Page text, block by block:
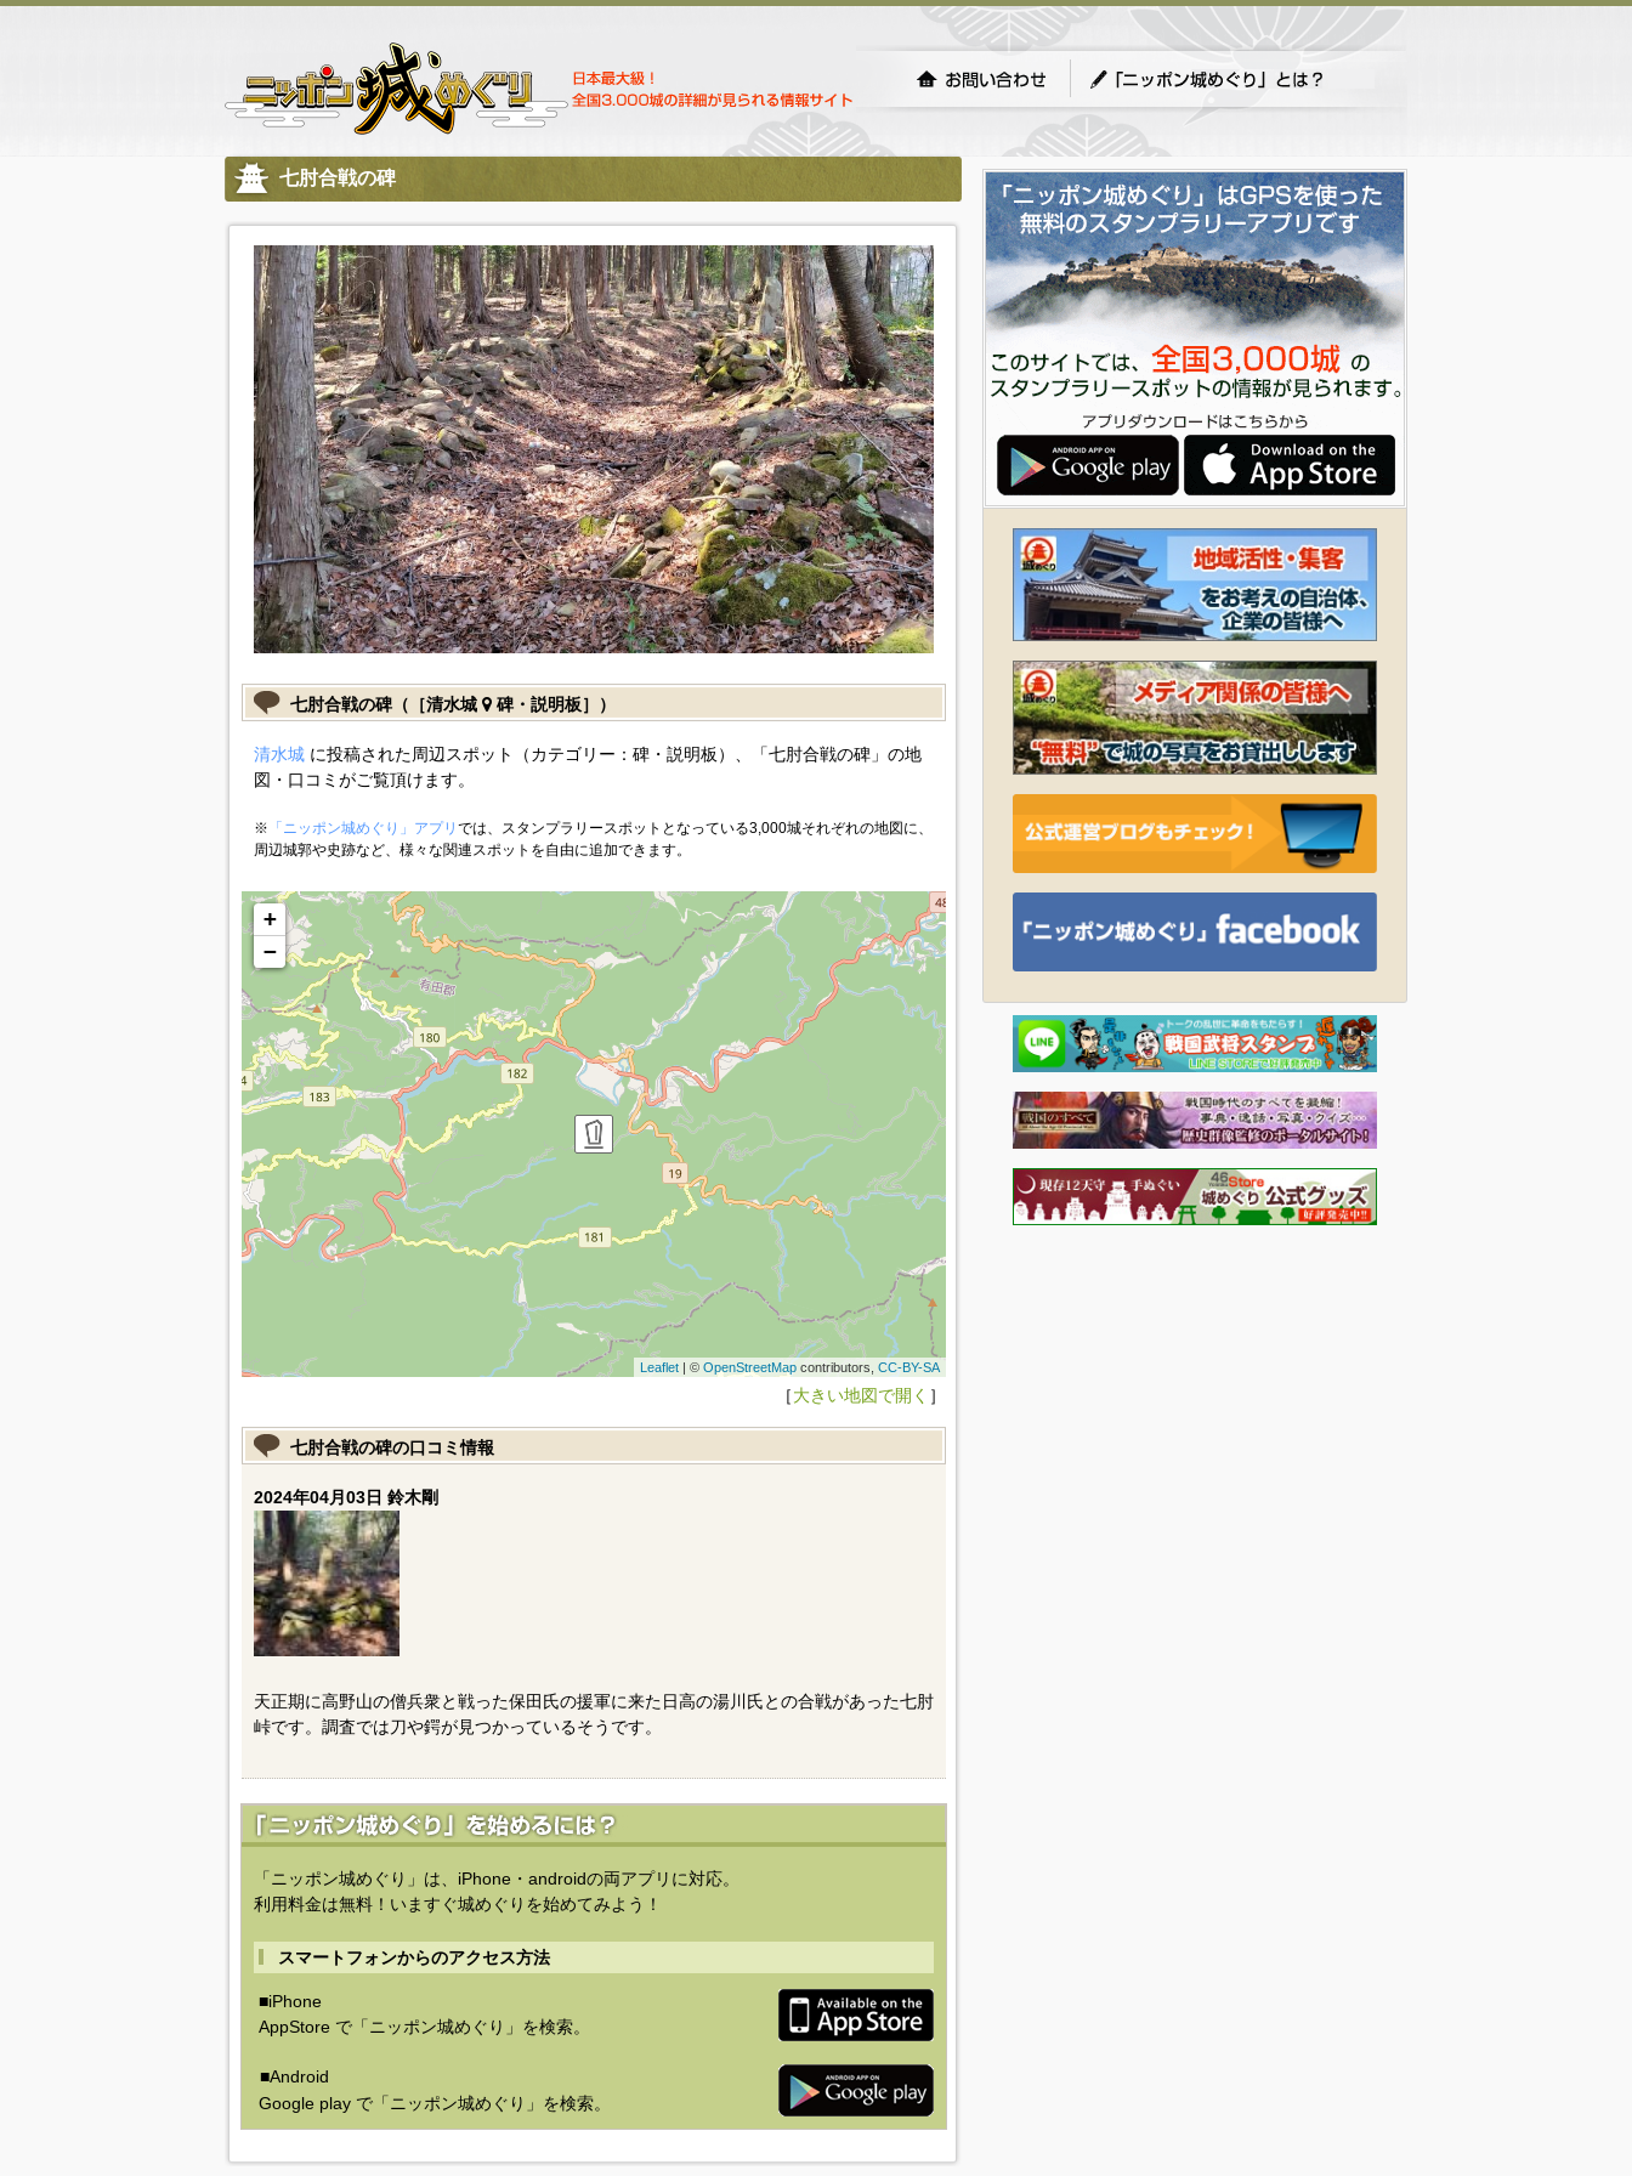
七肘合戦の碑
七肘合戦の碑（［清水城 碑・説明板］）
清水城に投稿された周辺スポット（カテゴリー：碑・説明板）、「七肘合戦の碑」の地
図・口コミがご覧頂けます。
※ 「ニッポン城めぐり」アプリ では、スタンプラリースポットとなっている3,000城それぞれの地図に、
周辺城郭や史跡など、様々な関連スポットを自由に追加できます。
+
−
Leaflet| © OpenStreetMapcontributors, CC-BY-SA
［大きい地図で開く ］
七肘合戦の碑の口コミ情報
2024年04月03日 鈴木剛
天正期に高野山の僧兵衆と戦った保田氏の援軍に来た日高の湯川氏との合戦があった七肘
峠です。調査では刀や鍔が見つかっているそうです。
「ニッポン城めぐり」は、iPhone・androidの両アプリに対応。
利用料金は無料！いますぐ城めぐりを始めてみよう！
スマートフォンからのアクセス方法
■iPhone
AppStore で「ニッポン城めぐり」を検索。
■Android
Google play で「ニッポン城めぐり」を検索。